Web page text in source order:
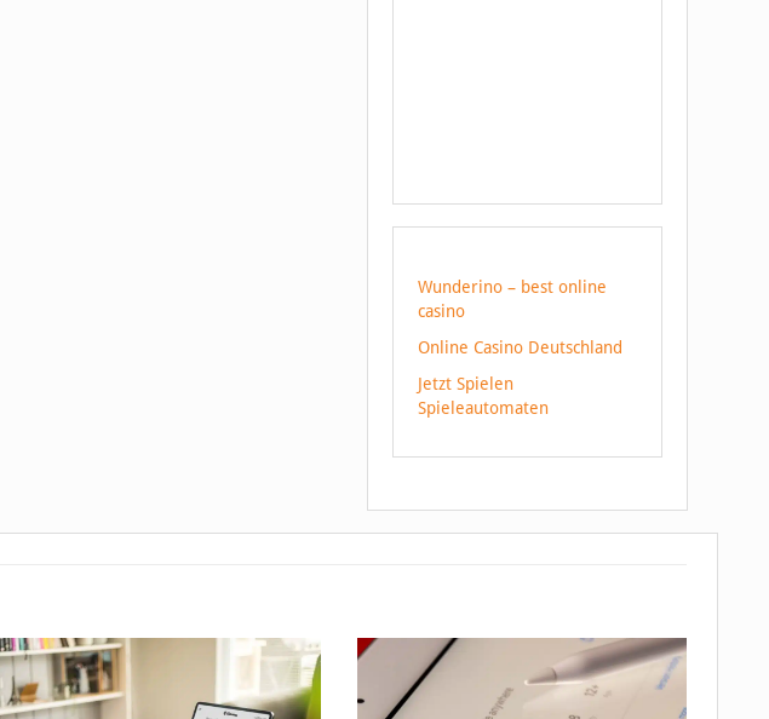
Wunderino – best online
casino
Online Casino Deutschland
Jetzt Spielen
Spieleautomaten